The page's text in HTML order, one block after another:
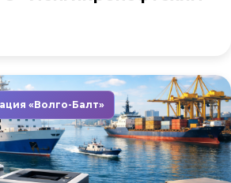
«Волго-Балт»